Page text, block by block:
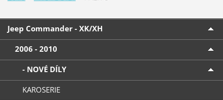
Jeep Commander - XK/XH
2006 - 2010
- NOVÉ DÍLY
KAROSERIE